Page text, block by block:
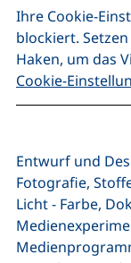
Ihre Cookie-
blockiert.
Haken, um das
Cookie-
Entwurf und
Fotografie,
Licht - Farbe,